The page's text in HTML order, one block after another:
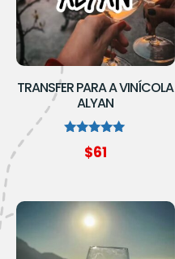
TRANSFER PARA A VINÍCOLA
ALYAN
Avaliação
5.00
$61